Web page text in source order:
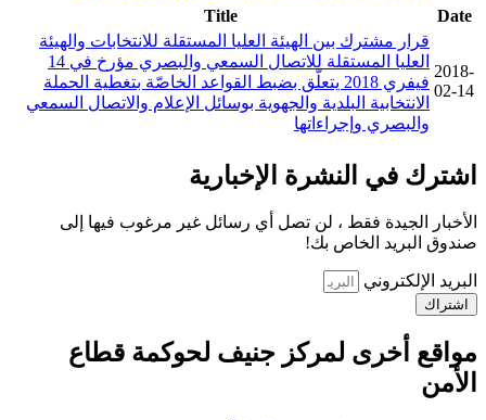
Date
Title
2018-
02-14
قرار مشترك بين الهيئة العليا المستقلة للانتخابات والهيئة
العليا المستقلة للاتصال السمعي والبصري مؤرخ في 14
فيفري 2018 يتعلّق بضبط القواعد الخاصّة بتغطية الحملة
الانتخابية البلدية والجهوية بوسائل الإعلام والاتصال السمعي
والبصري وإجراءاتها
اشترك في النشرة الإخبارية
الأخبار الجيدة فقط ، لن تصل أي رسائل غير مرغوب فيها إلى
صندوق البريد الخاص بك!
البريد الإلكتروني
اشتراك
مواقع أخرى لمركز جنيف لحوكمة قطاع
الأمن